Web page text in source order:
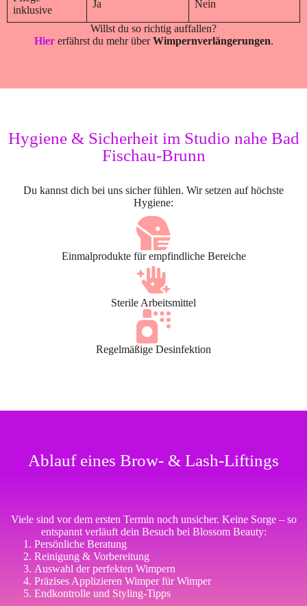
inklusive
Ja Nein
Willst du so richtig auffallen?
Hiererfährst du mehr überWimpernverlängerungen.
Hygiene & Sicherheit im Studio nahe Bad
Fischau-Brunn
Du kannst dich bei uns sicher fühlen. Wir setzen auf höchste
Hygiene:
Einmalprodukte für empfindliche Bereiche
Sterile Arbeitsmittel
Regelmäßige Desinfektion
Ablauf eines Brow- & Lash-Liftings
Viele sind vor dem ersten Termin noch unsicher. Keine Sorge – so
entspannt verläuft dein Besuch bei Blossom Beauty:
Persönliche Beratung
Reinigung & Vorbereitung
Auswahl der perfekten Wimpern
Präzises Applizieren Wimper für Wimper
Endkontrolle und Styling-Tipps